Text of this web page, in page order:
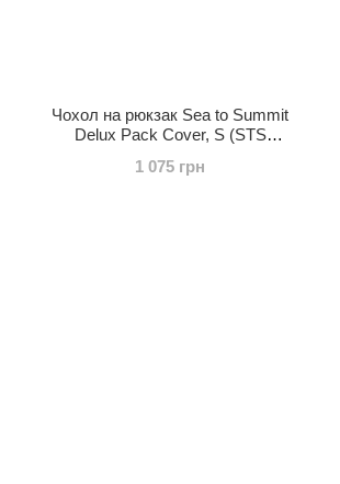
Чохол на рюкзак Sea to Summit
Delux Pack Cover, S (STS
1 075 грн